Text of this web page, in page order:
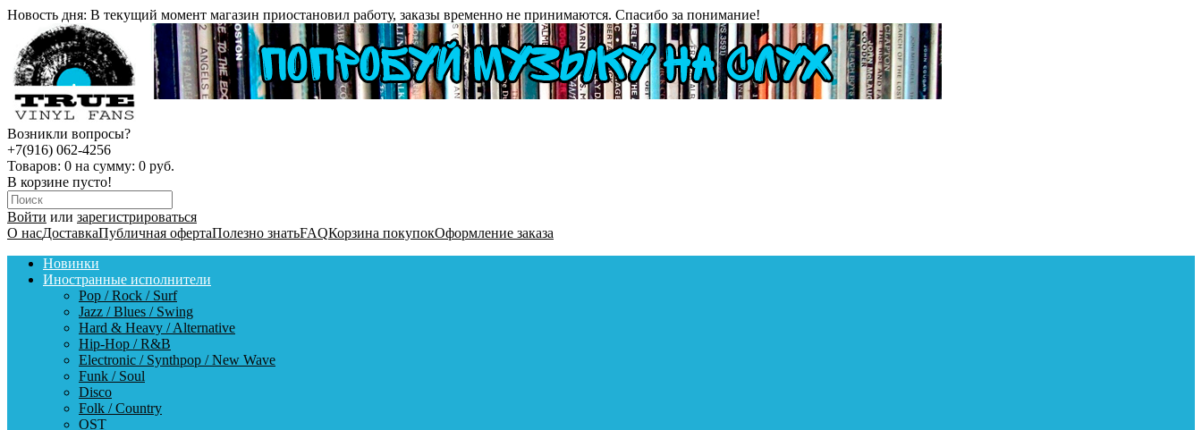
Новость дня: В текущий момент магазин приостановил работу, заказы временно не принимаются. Спасибо за понимание!
Возникли вопросы?
+7(916) 062-4256
Товаров: 0 на сумму: 0 руб.
В корзине пусто!
Войти или зарегистрироваться
О насДоставкаПубличная офертаПолезно знатьFAQКорзина покупокОформление заказа
Новинки
Иностранные исполнители
Pop / Rock / Surf
Jazz / Blues / Swing
Hard & Heavy / Alternative
Hip-Hop / R&B
Electronic / Synthpop / New Wave
Funk / Soul
Disco
Folk / Country
OST